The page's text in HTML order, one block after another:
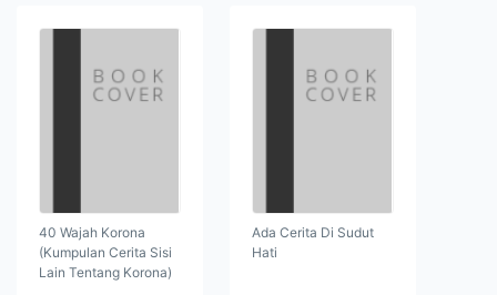
40 Wajah Korona
(Kumpulan Cerita Sisi
Lain Tentang Korona)
Ada Cerita Di Sudut
Hati